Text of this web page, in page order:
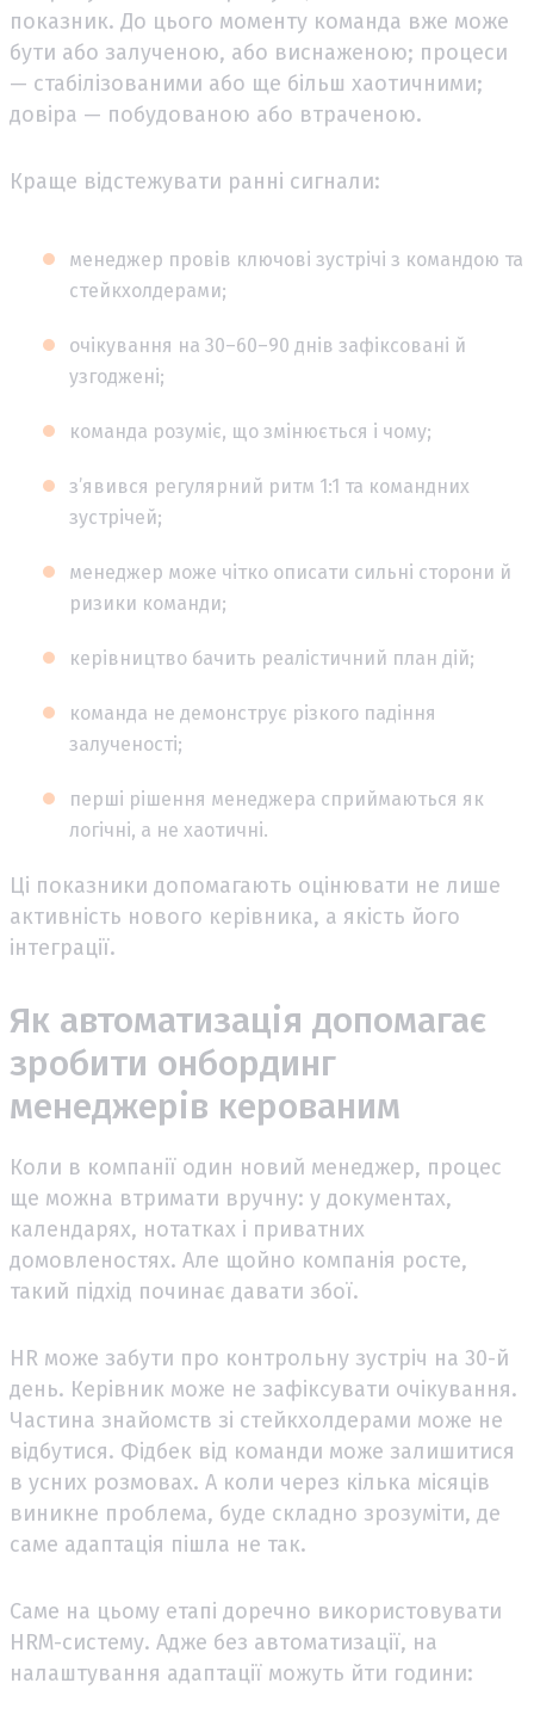
показник. До цього моменту команда вже може
бути або залученою, або виснаженою; процеси
— стабілізованими або ще більш хаотичними;
довіра — побудованою або втраченою.
Краще відстежувати ранні сигнали:
менеджер провів ключові зустрічі з командою та
стейкхолдерами;
очікування на 30–60–90 днів зафіксовані й
узгоджені;
команда розуміє, що змінюється і чому;
з’явився регулярний ритм 1:1 та командних
зустрічей;
менеджер може чітко описати сильні сторони й
ризики команди;
керівництво бачить реалістичний план дій;
команда не демонструє різкого падіння
залученості;
перші рішення менеджера сприймаються як
логічні, а не хаотичні.
Ці показники допомагають оцінювати не лише
активність нового керівника, а якість його
інтеграції.
Як автоматизація допомагає
зробити онбординг
менеджерів керованим
Коли в компанії один новий менеджер, процес
ще можна втримати вручну: у документах,
календарях, нотатках і приватних
домовленостях. Але щойно компанія росте,
такий підхід починає давати збої.
HR може забути про контрольну зустріч на 30-й
день. Керівник може не зафіксувати очікування.
Частина знайомств зі стейкхолдерами може не
відбутися. Фідбек від команди може залишитися
в усних розмовах. А коли через кілька місяців
виникне проблема, буде складно зрозуміти, де
саме адаптація пішла не так.
Саме на цьому етапі доречно використовувати
HRM-систему. Адже без автоматизації, на
налаштування адаптації можуть йти години: